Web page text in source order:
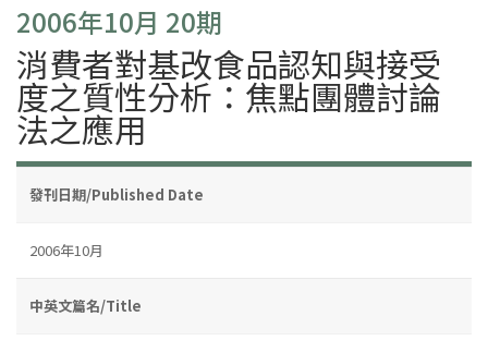
2006年10月 20期
消費者對基改食品認知與接受
度之質性分析：焦點團體討論
法之應用
發刊日期/Published Date
2006年10月
中英文篇名/Title